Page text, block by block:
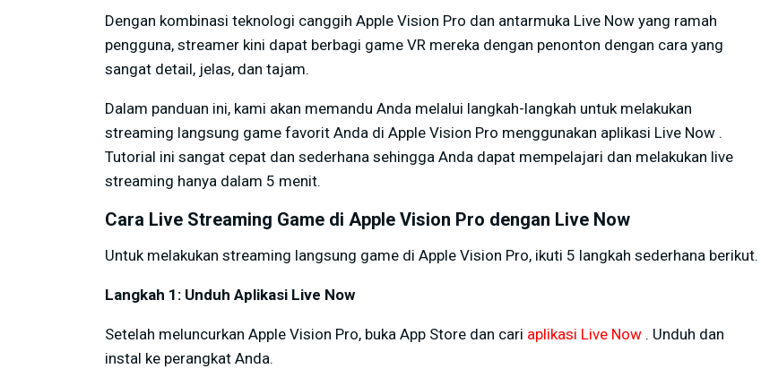
Dengan kombinasi teknologi canggih Apple Vision Pro dan antarmuka Live Now yang ramah
pengguna, streamer kini dapat berbagi game VR mereka dengan penonton dengan cara yang
sangat detail, jelas, dan tajam.
Dalam panduan ini, kami akan memandu Anda melalui langkah-langkah untuk melakukan
streaming langsung game favorit Anda di Apple Vision Pro menggunakan aplikasi Live Now .
Tutorial ini sangat cepat dan sederhana sehingga Anda dapat mempelajari dan melakukan live
streaming hanya dalam 5 menit.
Cara Live Streaming Game di Apple Vision Pro dengan Live Now
Untuk melakukan streaming langsung game di Apple Vision Pro, ikuti 5 langkah sederhana berikut.
Langkah 1: Unduh Aplikasi Live Now
Setelah meluncurkan Apple Vision Pro, buka App Store dan cari aplikasi Live Now . Unduh dan
instal ke perangkat Anda.